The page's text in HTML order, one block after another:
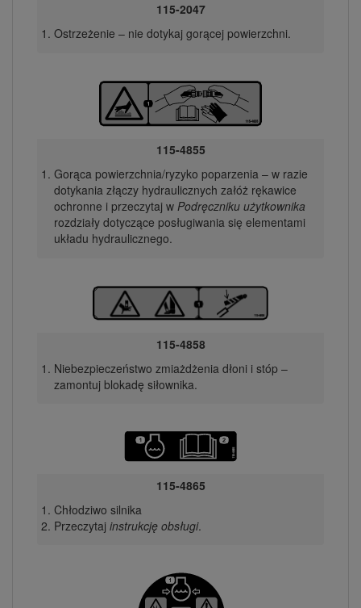
115-2047
Ostrzeżenie – nie dotykaj gorącej powierzchni.
115-4855
Gorąca powierzchnia/ryzyko poparzenia – w razie
dotykania złączy hydraulicznych załóż rękawice
ochronne i przeczytaj w Podręczniku użytkownika
rozdziały dotyczące posługiwania się elementami
układu hydraulicznego.
115-4858
Niebezpieczeństwo zmiażdżenia dłoni i stóp –
zamontuj blokadę siłownika.
115-4865
Chłodziwo silnika
Przeczytaj instrukcję obsługi.